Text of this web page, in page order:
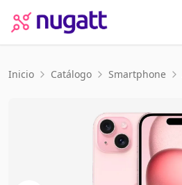
Inicio Catálogo Smartphone